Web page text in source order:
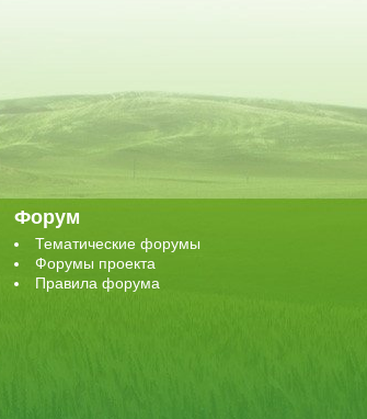
Форум
Тематические форумы
Форумы проекта
Правила форума